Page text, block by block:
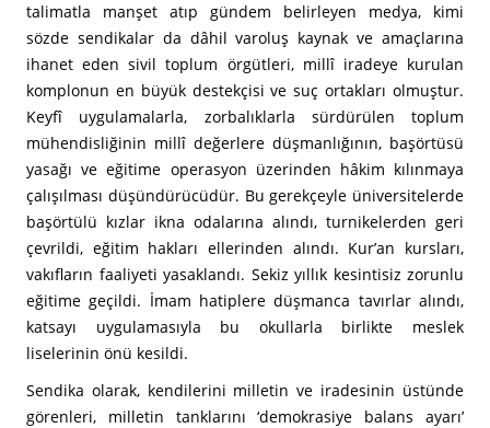
talimatla manşet atıp gündem belirleyen medya, kimi
sözde sendikalar da dâhil varoluş kaynak ve amaçlarına
ihanet eden sivil toplum örgütleri, millî iradeye kurulan
komplonun en büyük destekçisi ve suç ortakları olmuştur.
Keyfî uygulamalarla, zorbalıklarla sürdürülen toplum
mühendisliğinin millî değerlere düşmanlığının, başörtüsü
yasağı ve eğitime operasyon üzerinden hâkim kılınmaya
çalışılması düşündürücüdür. Bu gerekçeyle üniversitelerde
başörtülü kızlar ikna odalarına alındı, turnikelerden geri
çevrildi, eğitim hakları ellerinden alındı. Kur’an kursları,
vakıfların faaliyeti yasaklandı. Sekiz yıllık kesintisiz zorunlu
eğitime geçildi. İmam hatiplere düşmanca tavırlar alındı,
katsayı uygulamasıyla bu okullarla birlikte meslek
liselerinin önü kesildi.
Sendika olarak, kendilerini milletin ve iradesinin üstünde
görenleri, milletin tanklarını ‘demokrasiye balans ayarı’